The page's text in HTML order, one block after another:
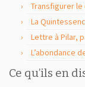
Transfigurer le
La
Lettre à Pilar,
L’abondance
Ce qu’ils en